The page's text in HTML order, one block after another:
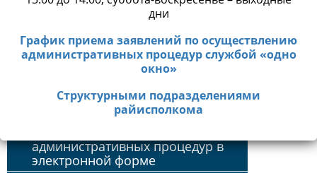
дни
График приема заявлений по осуществлению
административных процедур службой «одно
окно»
Cтруктурными подразделениями
райисполкома
ТЕЛЕФОН «ГОРЯЧЕЙ ЛИНИИ»
+375 (1717) 7-75-20
Время работы горячей линии с 8.30 до 13.00
«одно окно» - 142
Основные нормативные
правовые акты по вопросам
осуществления
административных процедур
процедур
Порядок обращения за
административных процедур в
электронной форме